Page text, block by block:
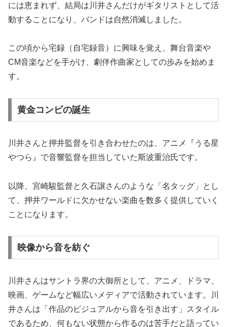
には恵まれず、結局は川井さんだけがギタリストとして活
動することになり、バンドは自然消滅しました。
この頃から宅録（自宅録音）に興味を覚え、舞台音楽や
CM音楽などを手がけ、劇伴作曲家としての歩みを始めま
す。
黄金コンビの誕生
川井さんと押井監督を引き合わせたのは、アニメ『うる星
やつら』で音響監督を担当していた斯波重治氏です。
以降、宮崎駿監督と久石譲さんのような「名タッグ」とし
て、押井ワールドに欠かせない楽曲を数多く提供していく
ことになります。
映像から音を紡ぐ
川井さんはサントラ界の大御所として、アニメ、ドラマ、
映画、ゲームなど幅広いメディアで活動されています。川
井さんは「作品のビジュアルから音を引き出す」スタイル
であるため、何もない状態から作るのは苦手だと語ってい